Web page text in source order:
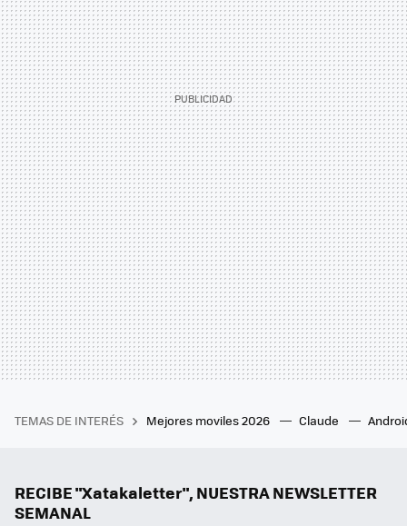
TEMAS DE INTERÉS Mejores moviles 2026 Claude
RECIBE "Xatakaletter", NUESTRA NEWSLETTER
SEMANAL